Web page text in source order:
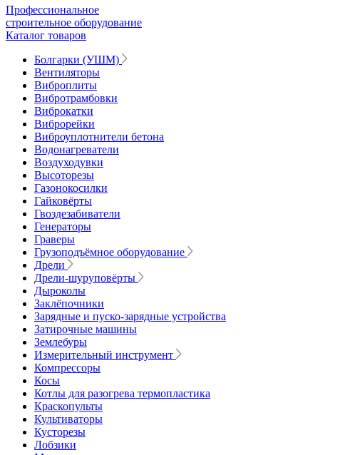
Профессиональное
строительное оборудование
Каталог товаров
Болгарки (УШМ)
Вентиляторы
Виброплиты
Вибротрамбовки
Виброкатки
Виброрейки
Виброуплотнители бетона
Водонагреватели
Воздуходувки
Высоторезы
Газонокосилки
Гайковёрты
Гвоздезабиватели
Генераторы
Граверы
Грузоподъёмное оборудование
Дрели
Дрели-шуруповёрты
Дыроколы
Заклёпочники
Зарядные и пуско-зарядные устройства
Затирочные машины
Землебуры
Измерительный инструмент
Компрессоры
Косы
Котлы для разогрева термопластика
Краскопульты
Культиваторы
Кусторезы
Лобзики